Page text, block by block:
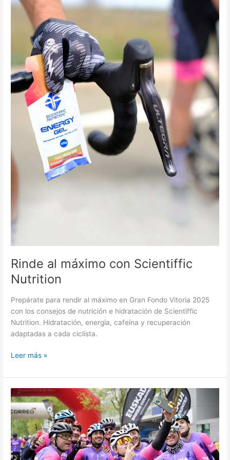
Rinde al máximo con Scientiffic
Nutrition
Prepárate para rendir al máximo en Gran Fondo Vitoria 2025
con los consejos de nutrición e hidratación de Scientiffic
Nutrition. Hidratación, energía, cafeína y recuperación
adaptadas a cada ciclista.
Leer más »
Gran
Fondo
Vitoria
presenta
su
nuevo